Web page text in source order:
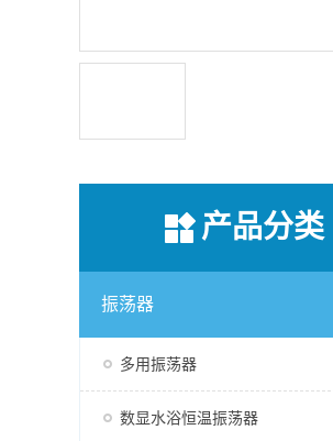
产品分类
振荡器
多用振荡器
数显水浴恒温振荡器